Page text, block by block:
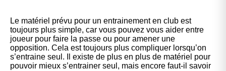
Le matériel prévu pour un entrainement en club est
toujours plus simple, car vous pouvez vous aider entre
joueur pour faire la passe ou pour amener une
opposition. Cela est toujours plus compliquer lorsqu’on
s’entraine seul. Il existe de plus en plus de matériel pour
pouvoir mieux s’entrainer seul, mais encore faut-il savoir